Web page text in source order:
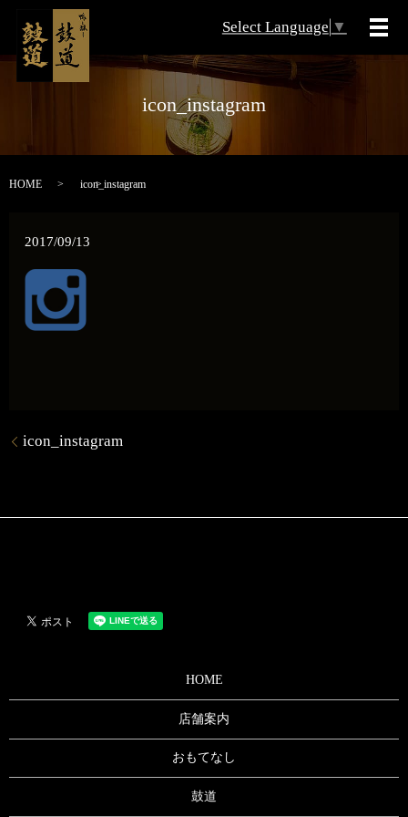
Select Language ▼
メ
icon_instagram
HOME icon_instagram
2017/09/13
icon_instagram
HOME
店舗案内
おもてなし
鼓道